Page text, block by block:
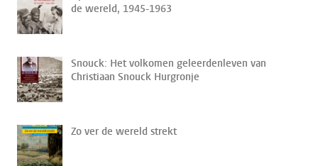
de wereld, 1945-1963
Snouck: Het volkomen geleerdenleven van
Christiaan Snouck Hurgronje
Zo ver de wereld strekt